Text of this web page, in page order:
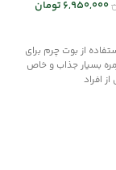
6,950,000 تومان
از بوت چرم برای
بسیار جذاب و خاص
افراد